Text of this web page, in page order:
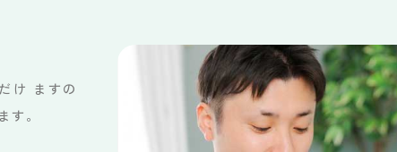
け ますの
。